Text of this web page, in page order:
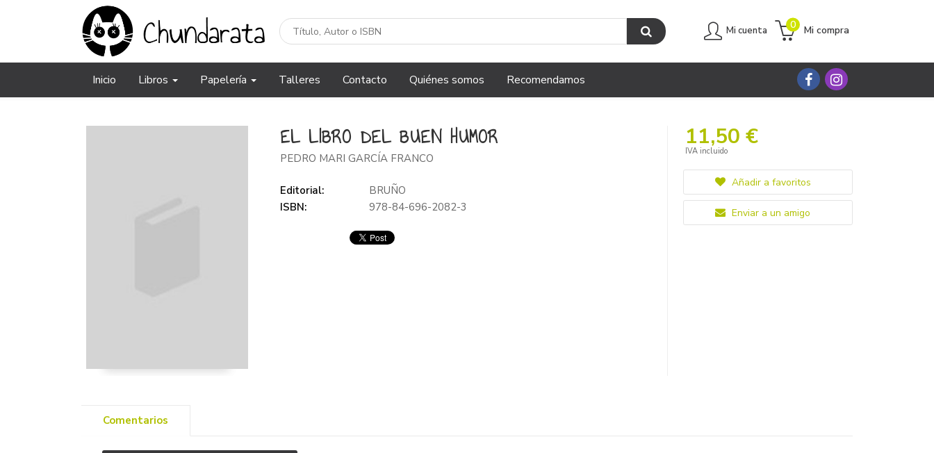
Mi cuenta Mi compra
0
Inicio Libros Papelería Talleres Contacto Quiénes somos Recomendamos
EL LIBRO DEL BUEN HUMOR
PEDRO MARI GARCÍA FRANCO
Editorial:
BRUÑO
ISBN:
978-84-696-2082-3
11,50 €
IVA incluido
Añadir a favoritos
Enviar a un amigo
Comentarios